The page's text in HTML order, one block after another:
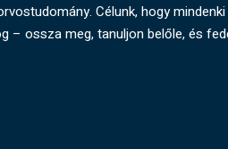
Célunk, hogy
– ossza meg, tanuljon belőle, és